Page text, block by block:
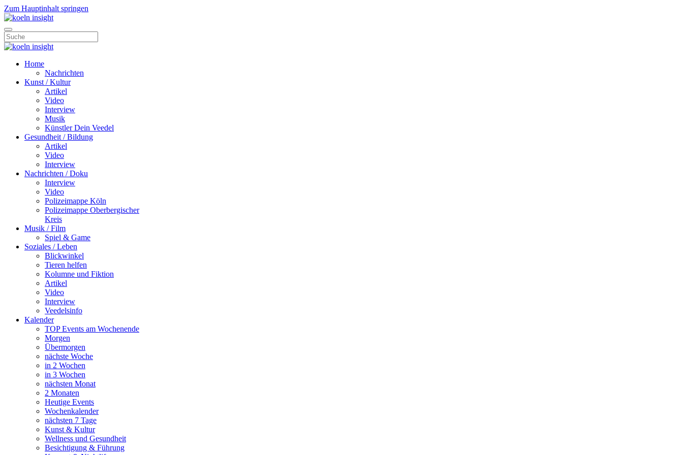
Zum Hauptinhalt springen
Home
Nachrichten
Kunst / Kultur
Artikel
Video
Interview
Musik
Künstler Dein Veedel
Gesundheit / Bildung
Artikel
Video
Interview
Nachrichten / Doku
Interview
Video
Polizeimappe Köln
Polizeimappe Oberbergischer
Kreis
Musik / Film
Spiel & Game
Soziales / Leben
Blickwinkel
Tieren helfen
Kolumne und Fiktion
Artikel
Video
Interview
Veedelsinfo
Kalender
TOP Events am Wochenende
Morgen
Übermorgen
nächste Woche
in 2 Wochen
in 3 Wochen
nächsten Monat
2 Monaten
Heutige Events
Wochenkalender
nächsten 7 Tage
Kunst & Kultur
Wellness und Gesundheit
Besichtigung & Führung